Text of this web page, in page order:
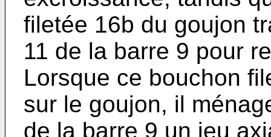
filetée 16b du goujon
11 de la barre 9 pour
Lorsque ce bouchon
sur le goujon, il
de la barre 9 un jeu